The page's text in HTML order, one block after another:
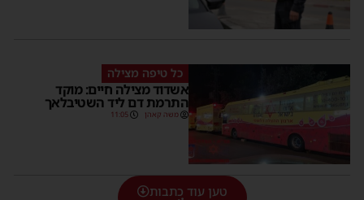
כל טיפה מצילה
אשדוד מצילה חיים: מוקד
התרמת דם ליד השטיבלאך
משה קאהן 11:05
טען עוד כתבות